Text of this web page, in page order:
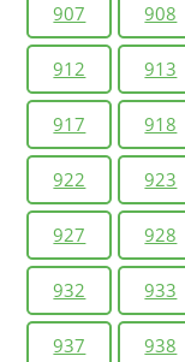
907 908
912 913
917 918
922 923
927 928
932 933
937 938